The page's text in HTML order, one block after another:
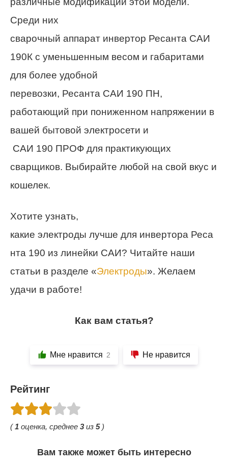
Среди них
сварочный аппарат инвертор Ресанта САИ
190К с уменьшенным весом и габаритами
для более удобной
перевозки, Ресанта САИ 190 ПН,
работающий при пониженном напряжении в
вашей бытовой электросети и
САИ 190 ПРОФ для практикующих
сварщиков. Выбирайте любой на свой вкус и
кошелек.
Хотите узнать,
какие электроды лучше для инвертора Реса
нта 190 из линейки САИ? Читайте наши
статьи в разделе «Электроды». Желаем
удачи в работе!
Как вам статья?
Мне нравится 2 Не нравится
Рейтинг
(1 оценка, среднее 3из 5)
Вам также может быть интересно